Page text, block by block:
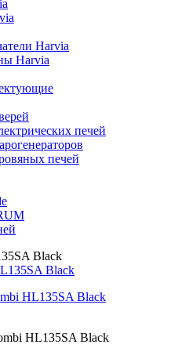
Harvia
Harvia
печей
печей
Black
HL135SA Black